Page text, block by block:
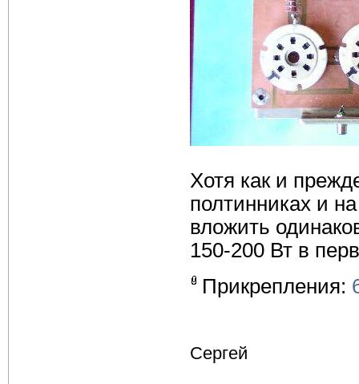
Хотя как и
полтинниках и
вложить
150-200 Вт в
Прикрепления:
Сергей